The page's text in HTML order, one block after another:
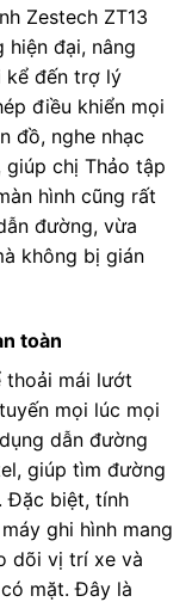
Zestech ZT13
hiện đại, nâng
kể đến trợ lý
điều khiển mọi
đồ, nghe nhạc
chị Thảo tập
hình cũng rất
đường, vừa
không bị gián
toàn
thoải mái lướt
mọi lúc mọi
dẫn đường
giúp tìm đường
Đặc biệt, tính
ghi hình mang
dõi vị trí xe và
mặt. Đây là